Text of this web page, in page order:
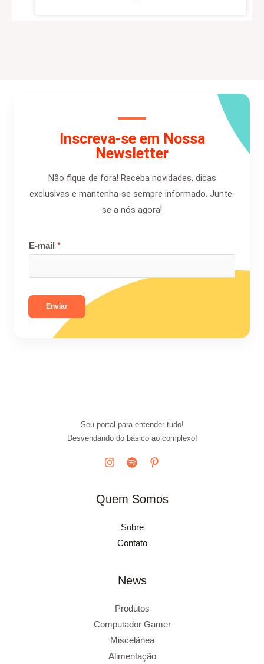
Inscreva-se em Nossa
Newsletter
Não fique de fora! Receba novidades, dicas
exclusivas e mantenha-se sempre informado. Junte-
se a nós agora!
E-mail *
Enviar
Seu portal para entender tudo!
Desvendando do básico ao complexo!
Quem Somos
Sobre
Contato
News
Produtos
Computador Gamer
Miscelânea
Alimentação